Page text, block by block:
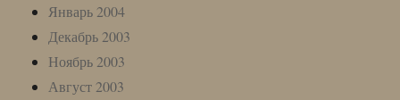
Январь 2004
Декабрь 2003
Ноябрь 2003
Август 2003